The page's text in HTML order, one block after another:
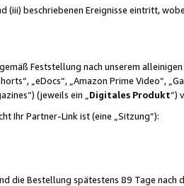
beschriebenen Ereignisse eintritt,
Feststellung nach unserem
„eDocs“, „Amazon Prime Video“,
(jeweils ein „ Digitales Produkt“)
Ihr Partner-Link ist (eine „Sitzung“):
die Bestellung spätestens 89 Tage nach